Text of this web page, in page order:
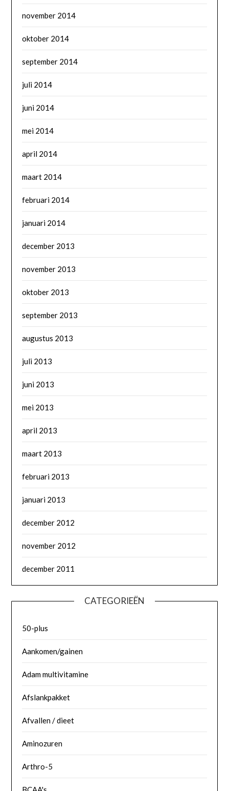
november 2014
oktober 2014
september 2014
juli 2014
juni 2014
mei 2014
april 2014
maart 2014
februari 2014
januari 2014
december 2013
november 2013
oktober 2013
september 2013
augustus 2013
juli 2013
juni 2013
mei 2013
april 2013
maart 2013
februari 2013
januari 2013
december 2012
november 2012
december 2011
CATEGORIEËN
50-plus
Aankomen/gainen
Adam multivitamine
Afslankpakket
Afvallen / dieet
Aminozuren
Arthro-5